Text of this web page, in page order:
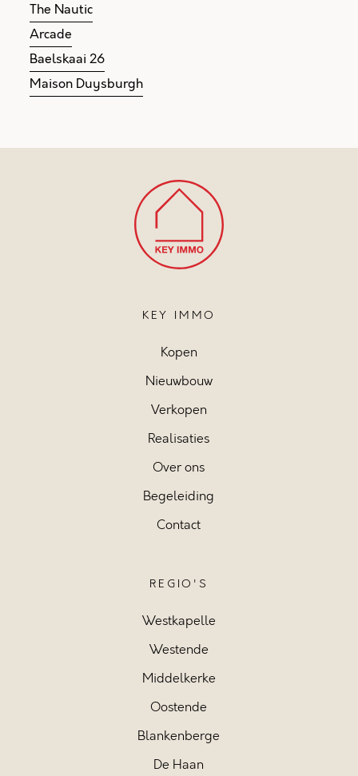
The Nautic
Arcade
Baelskaai 26
Maison Duysburgh
KEY IMMO
Kopen
Nieuwbouw
Verkopen
Realisaties
Over ons
Begeleiding
Contact
REGIO'S
Westkapelle
Westende
Middelkerke
Oostende
Blankenberge
De Haan